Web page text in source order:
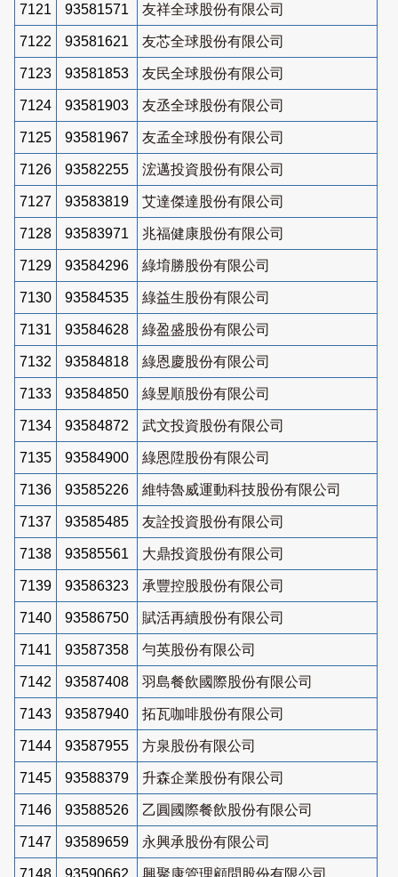
7121 93581571 友祥全球股份有限公司
7122 93581621 友芯全球股份有限公司
7123 93581853 友民全球股份有限公司
7124 93581903 友丞全球股份有限公司
7125 93581967 友孟全球股份有限公司
7126 93582255 浤邁投資股份有限公司
7127 93583819 艾達傑達股份有限公司
7128 93583971 兆福健康股份有限公司
7129 93584296 綠堉勝股份有限公司
7130 93584535 綠益生股份有限公司
7131 93584628 綠盈盛股份有限公司
7132 93584818 綠恩慶股份有限公司
7133 93584850 綠昱順股份有限公司
7134 93584872 武文投資股份有限公司
7135 93584900 綠恩陞股份有限公司
7136 93585226 維特魯威運動科技股份有限公司
7137 93585485 友詮投資股份有限公司
7138 93585561 大鼎投資股份有限公司
7139 93586323 承豐控股股份有限公司
7140 93586750 賦活再續股份有限公司
7141 93587358 勻英股份有限公司
7142 93587408 羽島餐飲國際股份有限公司
7143 93587940 拓瓦咖啡股份有限公司
7144 93587955 方泉股份有限公司
7145 93588379 升森企業股份有限公司
7146 93588526 乙圓國際餐飲股份有限公司
7147 93589659 永興承股份有限公司
7148 93590662 興聚康管理顧問股份有限公司